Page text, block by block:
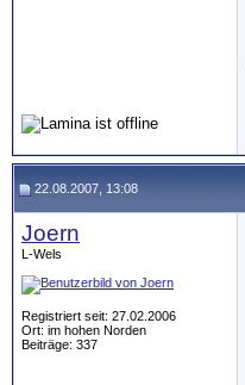
22.08.2007, 13:08
Joern
L-Wels
Registriert seit: 27.02.2006
Ort: im hohen Norden
Beiträge: 337